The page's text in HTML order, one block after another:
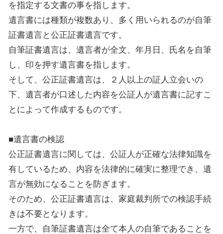
を指定する文書の事を指します。
遺言書には種類が複数あり、多く用いられるのが自筆
証書遺言と公正証書遺言です。
自筆証書遺言は、遺言者が全文、年月日、氏名を自筆
し、印を押す遺言書を指します。
そして、公正証書遺言は、２人以上の証人立会いの
下、遺言者が口述した内容を公証人が遺言書に記すこ
とによって作成するものです。
■遺言書の検認
公正証書遺言に関しては、公証人が正確な法律知識を
有しているため、内容を法律的に確実に整理でき、遺
言が無効になることを防ぎます。
そのため、公正証書遺言は、家庭裁判所での検認手続
きは不要となります。
一方で、自筆証書遺言は全て本人の自筆であることを